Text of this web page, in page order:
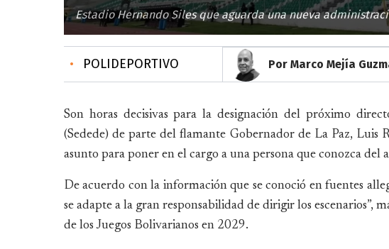
Estadio Hernando Siles que aguarda una nueva
• POLIDEPORTIVO Por Marco Mejía
Son horas decisivas para la designación del próximo
(Sedede) de parte del flamante Gobernador de La Paz, Luis
asunto para poner en el cargo a una persona que conozca del
De acuerdo con la información que se conoció en fuentes
se adapte a la gran responsabilidad de dirigir los escenarios”,
de los Juegos Bolivarianos en 2029.